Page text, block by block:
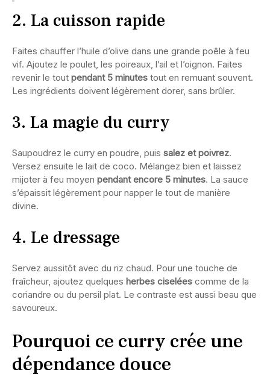
2. La cuisson rapide
Faites chauffer l’huile d’olive dans une grande poêle à feu
vif. Ajoutez le poulet, les poireaux, l’ail et l’oignon. Faites
revenir le tout pendant 5 minutes tout en remuant souvent.
Les ingrédients doivent légèrement dorer, sans brûler.
3. La magie du curry
Saupoudrez le curry en poudre, puis salez et poivrez.
Versez ensuite le lait de coco. Mélangez bien et laissez
mijoter à feu moyen pendant encore 5 minutes. La sauce
s’épaissit légèrement pour napper le tout de manière
divine.
4. Le dressage
Servez aussitôt avec du riz chaud. Pour une touche de
fraîcheur, ajoutez quelques herbes ciselées comme de la
coriandre ou du persil plat. Le contraste est aussi beau que
savoureux.
Pourquoi ce curry crée une
dépendance douce